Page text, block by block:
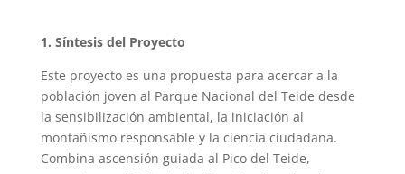
1. Síntesis del Proyecto
Este proyecto es una propuesta para acercar a la
población joven al Parque Nacional del Teide desde
la sensibilización ambiental, la iniciación al
montañismo responsable y la ciencia ciudadana.
Combina ascensión guiada al Pico del Teide,